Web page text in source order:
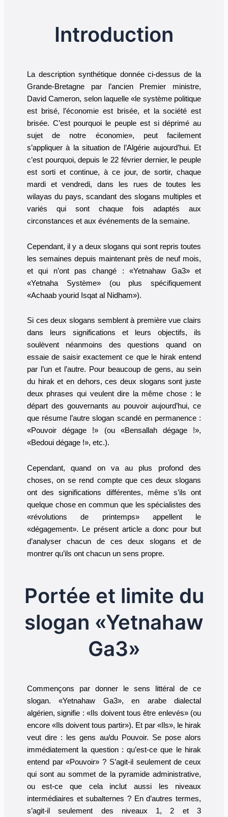
Introduction
La description synthétique donnée ci-dessus de la
Grande-Bretagne par l’ancien Premier ministre,
David Cameron, selon laquelle «le système politique
est brisé, l’économie est brisée, et la société est
brisée. C’est pourquoi le peuple est si déprimé au
sujet de notre économie», peut facilement
s’appliquer à la situation de l’Algérie aujourd’hui. Et
c’est pourquoi, depuis le 22 février dernier, le peuple
est sorti et continue, à ce jour, de sortir, chaque
mardi et vendredi, dans les rues de toutes les
wilayas du pays, scandant des slogans multiples et
variés qui sont chaque fois adaptés aux
circonstances et aux événements de la semaine.
Cependant, il y a deux slogans qui sont repris toutes
les semaines depuis maintenant près de neuf mois,
et qui n’ont pas changé : «Yetnahaw Ga3» et
«Yetnaha Système» (ou plus spécifiquement
«Achaab yourid Isqat al Nidham»).
Si ces deux slogans semblent à première vue clairs
dans leurs significations et leurs objectifs, ils
soulèvent néanmoins des questions quand on
essaie de saisir exactement ce que le hirak entend
par l’un et l’autre. Pour beaucoup de gens, au sein
du hirak et en dehors, ces deux slogans sont juste
deux phrases qui veulent dire la même chose : le
départ des gouvernants au pouvoir aujourd’hui, ce
que résume l’autre slogan scandé en permanence :
«Pouvoir dégage !» (ou «Bensallah dégage !»,
«Bedoui dégage !», etc.).
Cependant, quand on va au plus profond des
choses, on se rend compte que ces deux slogans
ont des significations différentes, même s’ils ont
quelque chose en commun que les spécialistes des
«révolutions de printemps» appellent le
«dégagement». Le présent article a donc pour but
d’analyser chacun de ces deux slogans et de
montrer qu’ils ont chacun un sens propre.
Portée et limite du
slogan «Yetnahaw
Ga3»
Commençons par donner le sens littéral de ce
slogan. «Yetnahaw Ga3», en arabe dialectal
algérien, signifie : «Ils doivent tous être enlevés» (ou
encore «Ils doivent tous partir»). Et par «Ils», le hirak
veut dire : les gens au/du Pouvoir. Se pose alors
immédiatement la question : qu’est-ce que le hirak
entend par «Pouvoir» ? S’agit-il seulement de ceux
qui sont au sommet de la pyramide administrative,
ou est-ce que cela inclut aussi les niveaux
intermédiaires et subalternes ? En d’autres termes,
s’agit-il seulement des niveaux 1, 2 et 3